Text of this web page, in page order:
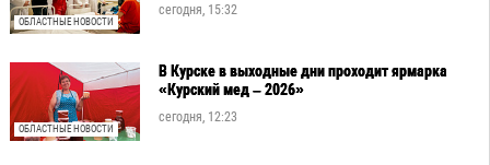
ОБЛАСТНЫЕ НОВОСТИ
сегодня, 15:32
ОБЛАСТНЫЕ НОВОСТИ
В Курске в выходные дни проходит ярмарка
«Курский мед – 2026»
сегодня, 12:23